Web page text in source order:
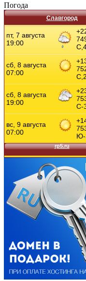
Погода
Славгород